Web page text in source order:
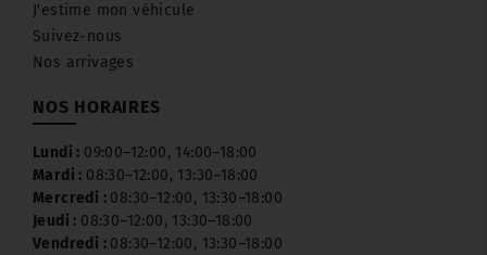
J'estime mon véhicule
Suivez-nous
Nos arrivages
NOS HORAIRES
Lundi : 09:00–12:00, 14:00–18:00
Mardi : 08:30–12:00, 13:30–18:00
Mercredi : 08:30–12:00, 13:30–18:00
Jeudi : 08:30–12:00, 13:30–18:00
Vendredi : 08:30–12:00, 13:30–18:00